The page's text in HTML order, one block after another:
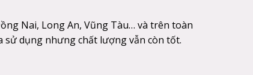
Nai, Long An, Vũng Tàu… và trên toàn
sử dụng nhưng chất lượng vẫn còn tốt.